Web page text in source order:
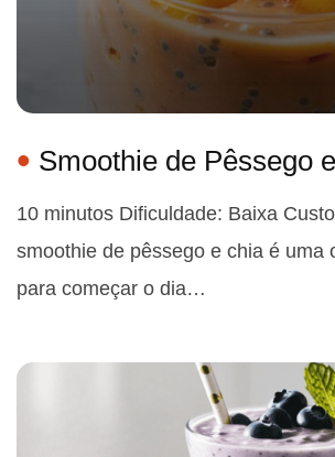
Smoothie de Pêssego
10 minutos Dificuldade: Baixa
smoothie de pêssego e chia é uma
para começar o dia…